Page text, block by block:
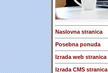
Naslovna stranica
Posebna ponuda
Izrada web stranica
Izrada CMS stranica